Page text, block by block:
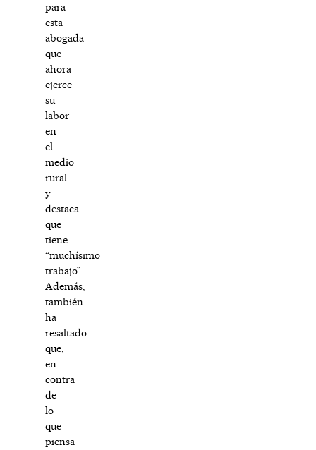
para
esta
abogada
que
ahora
ejerce
su
labor
en
el
medio
rural
y
destaca
que
tiene
“muchísimo
trabajo”.
Además,
también
ha
resaltado
que,
en
contra
de
lo
que
piensa